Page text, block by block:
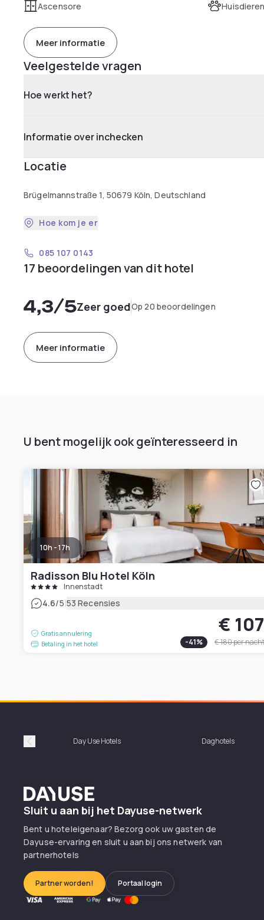
Ascensore
Meer informatie
Veelgestelde vragen
Hoe werkt het?
Informatie over inchecken
Locatie
Brügelmannstraße 1, 50679 Köln, Deutschland
Hoe kom je er
085 107 0143
17 beoordelingen van dit hotel
4,3/5Zeer goedOp 20 beoordelingen
Meer informatie
U bent mogelijk ook geïnteresseerd in
10h - 17h
Radisson Blu Hotel Köln
Innenstadt
4.6/5|53 Recensies
Gratis annulering
Betaling in het hotel
€
-41% € 180per
PrécédentDay Use Hotels Daghotels
Dayuse
Sluit u aan bij het Dayuse-netwerk
Bent u hoteleigenaar? Bezorg ook uw gasten de
Dayuse-ervaring en sluit u aan bij ons netwerk van
partnerhotels
Partner worden! Portaal login